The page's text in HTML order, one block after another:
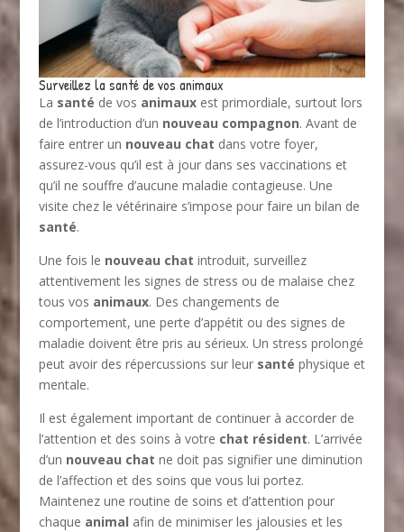
Surveillez la santé de vos animaux
La santé de vos animauxest primordiale, surtout lors
de l’introduction d’un nouveau compagnon. Avant de
faire entrer un nouveau chat dans votre foyer,
assurez-vous qu’il est à jour dans ses vaccinations et
qu’il ne souffre d’aucune maladie contagieuse. Une
visite chez le vétérinaire s’impose pour faire un bilan de
santé.
Une fois le nouveau chat introduit, surveillez
attentivement les signes de stress ou de malaise chez
tous vos animaux. Des changements de
comportement, une perte d’appétit ou des signes de
maladie doivent être pris au sérieux. Un stress prolongé
peut avoir des répercussions sur leur santé physique et
mentale.
Il est également important de continuer à accorder de
l’attention et des soins à votre chat résident. L’arrivée
d’un nouveau chat ne doit pas signifier une diminution
de l’affection et des soins que vous lui portez.
Maintenez une routine de soins et d’attention pour
chaque animal afin de minimiser les jalousies et les